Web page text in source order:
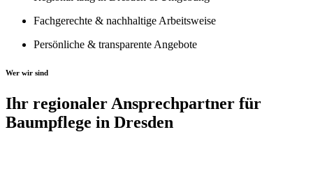
Fachgerechte & nachhaltige Arbeitsweise
Persönliche & transparente Angebote
Wer wir sind
Ihr regionaler Ansprechpartner für
Baumpflege in Dresden